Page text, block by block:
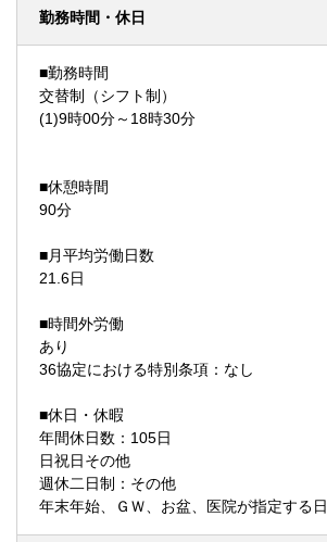
勤務時間・休日
■勤務時間
交替制（シフト制）
(1)9時00分～18時30分
■休憩時間
90分
■月平均労働日数
21.6日
■時間外労働
あり
36協定における特別条項：なし
■休日・休暇
年間休日数：105日
日祝日その他
週休二日制：その他
年末年始、ＧＷ、お盆、医院が指定する日